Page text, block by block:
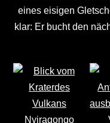
eines eisigen
klar: Er bucht den